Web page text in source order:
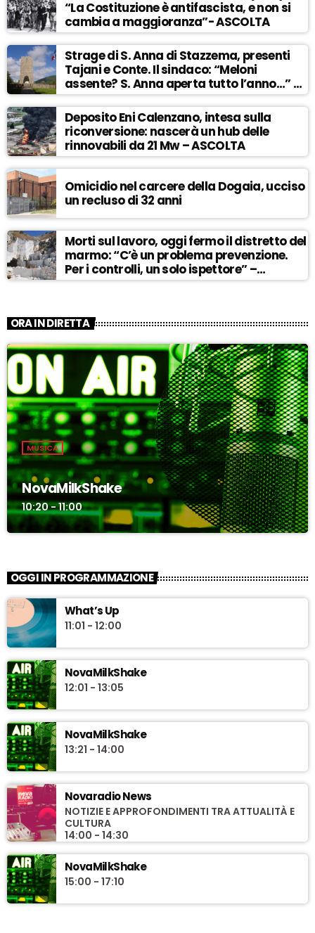
“La Costituzione è antifascista, e non si
cambia a maggioranza”- ASCOLTA
Strage di S. Anna di Stazzema, presenti
Tajani e Conte. Il sindaco: “Meloni
assente? S. Anna aperta tutto l’anno…” –
ASCOLTA
Deposito Eni Calenzano, intesa sulla
riconversione: nascerà un hub delle
rinnovabili da 21 Mw – ASCOLTA
Omicidio nel carcere della Dogaia, ucciso
un recluso di 32 anni
Morti sul lavoro, oggi fermo il distretto del
marmo: “C’è un problema prevenzione.
Per i controlli, un solo ispettore” –
ASCOLTA
ORA IN DIRETTA
MUSICA
NovaMilkShake
10:20 - 11:00
OGGI IN PROGRAMMAZIONE
What’s Up
11:01 - 12:00
NovaMilkShake
12:01 - 13:05
NovaMilkShake
13:21 - 14:00
Novaradio News
NOTIZIE E APPROFONDIMENTI TRA ATTUALITÀ E
CULTURA
14:00 - 14:30
NovaMilkShake
15:00 - 17:10